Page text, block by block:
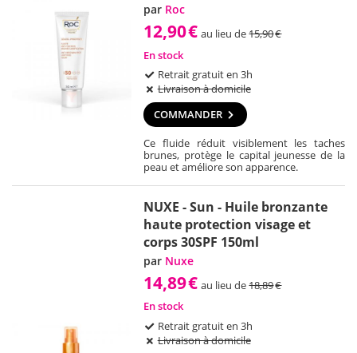
par Roc
12,90€ au lieu de15,90€
En stock
Retrait gratuit en 3h
Livraison à domicile
COMMANDER
Ce fluide réduit visiblement les taches
brunes, protège le capital jeunesse de la
peau et améliore son apparence.
NUXE - Sun - Huile bronzante
haute protection visage et
corps 30SPF 150ml
par Nuxe
14,89€ au lieu de18,89€
En stock
Retrait gratuit en 3h
Livraison à domicile